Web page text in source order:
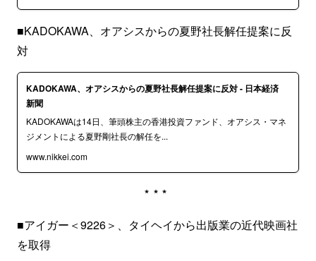
■KADOKAWA、オアシスからの夏野社長解任提案に反
対
KADOKAWA、オアシスからの夏野社長解任提案に反対 - 日本経済
新聞
KADOKAWAは14日、筆頭株主の香港投資ファンド、オアシス・マネ
ジメントによる夏野剛社長の解任を...
www.nikkei.com
***
■アイガー＜9226＞、タイヘイから出版業の近代映画社
を取得